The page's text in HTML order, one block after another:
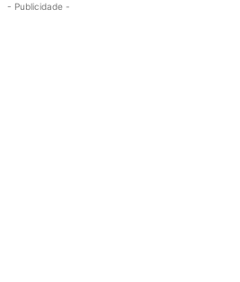
- Publicidade -